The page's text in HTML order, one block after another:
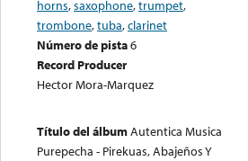
horns,saxophone,trumpet,
trombone,tuba,clarinet
Número de pista6
Record Producer
Hector Mora-Marquez
Título del álbumAutentica Musica
Purepecha - Pirekuas, Abajeños Y